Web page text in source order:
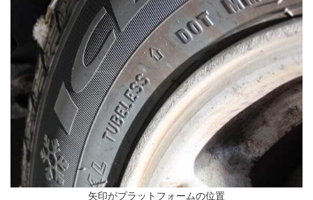
矢印がプラットフォームの位置